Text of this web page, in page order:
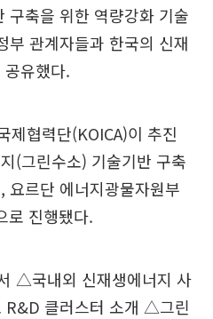
구축을 위한 역량강화 기술
부 관계자들과 한국의 신재
유했다.
제협력단(KOICA)이 추진
(그린수소) 기술기반 구축
요르단 에너지광물자원부
로 진행됐다.
△국내외 신재생에너지 사
클러스터 소개 △그린